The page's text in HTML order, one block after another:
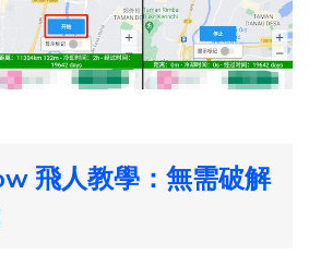
飛人教學：無需破解